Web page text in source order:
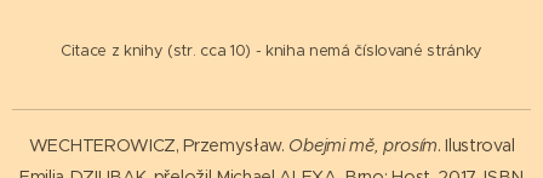
Citace z knihy (str. cca 10) - kniha nemá číslované stránky
WECHTEROWICZ, Przemysław. Obejmi mě, prosím. Ilustroval